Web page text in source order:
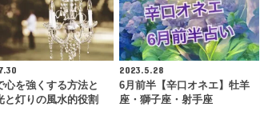
心を強くする方法と
と灯りの風水的役割
2023.5.28
6月前半【辛口オネエ】牡羊
座・獅子座・射手座